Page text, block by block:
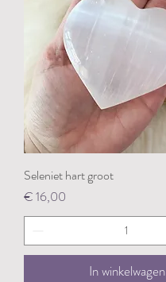
Seleniet hart groot
Prijs
€ 16,00
In winkelwagen